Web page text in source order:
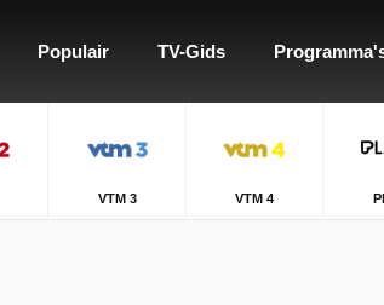
Populair TV-Gids
VTM 3 VTM 4